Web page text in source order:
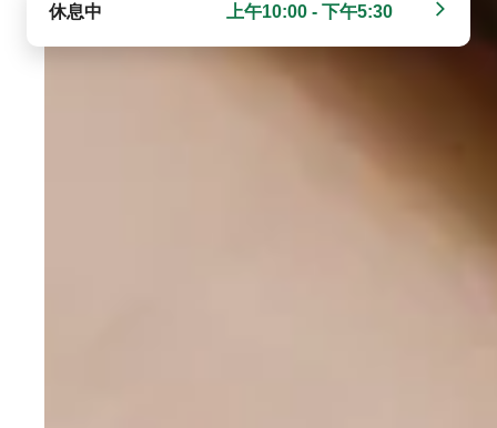
休息中 上午10:00 - 下午5:30